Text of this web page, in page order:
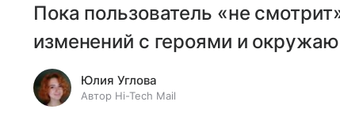
Пока пользователь «не
изменений с героями и
Юлия Углова
Автор Hi-Tech Mail